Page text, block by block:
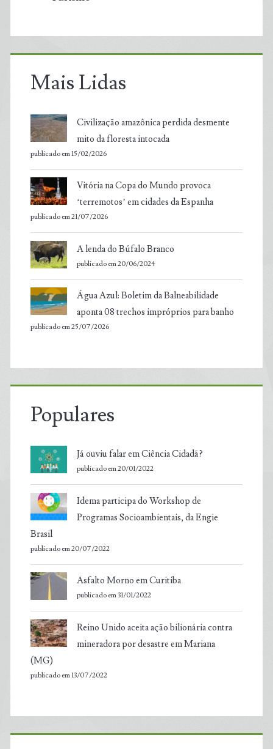
Mais Lidas
Civilização amazônica perdida desmente
mito da floresta intocada
publicado em 15/02/2026
Vitória na Copa do Mundo provoca
‘terremotos’ em cidades da Espanha
publicado em 21/07/2026
A lenda do Búfalo Branco
publicado em 20/06/2024
Água Azul: Boletim da Balneabilidade
aponta 08 trechos impróprios para banho
publicado em 25/07/2026
Populares
Já ouviu falar em Ciência Cidadã?
publicado em 20/01/2022
Idema participa do Workshop de
Programas Socioambientais, da Engie
Brasil
publicado em 20/07/2022
Asfalto Morno em Curitiba
publicado em 31/01/2022
Reino Unido aceita ação bilionária contra
mineradora por desastre em Mariana
(MG)
publicado em 13/07/2022